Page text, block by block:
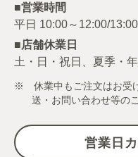
■営業時間
■店舗休業日
土・日・祝日、夏季・
※ 休業中もご注文はお受
送・お問い合わせ等の
営業日